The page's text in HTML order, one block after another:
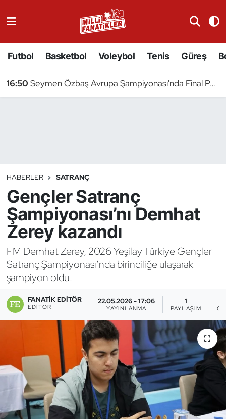
Futbol Basketbol Voleybol Tenis Güreş
16:50 Seymen Özbaş Avrupa Şampiyonası'nda Final Peşinde
HABERLER SATRANÇ
Gençler Satranç
Şampiyonası’nı Demhat
Zerey kazandı
FM Demhat Zerey, 2026 Yeşilay Türkiye Gençler
Satranç Şampiyonası’nda birinciliğe ulaşarak
şampiyon oldu.
FANATIK EDITÖR
EDITÖR
22.05.2026 - 17:06
YAYINLANMA
1
PAYLAŞIM
Badminton
Binicilik
Bisiklet
Bocce Bowling Dart
Boks
Briç
Buz Hokeyi
Buz Pateni
Çim Hokeyi
Cimnastik